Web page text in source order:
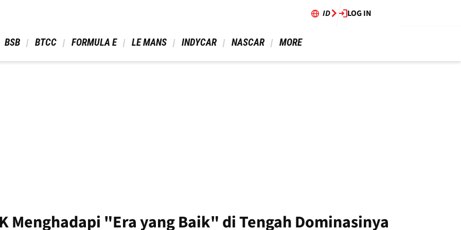
ID LOG IN
BSB BTCC FORMULA E LE MANS INDYCAR NASCAR MORE
Menghadapi "Era yang Baik" di Tengah Dominasinya